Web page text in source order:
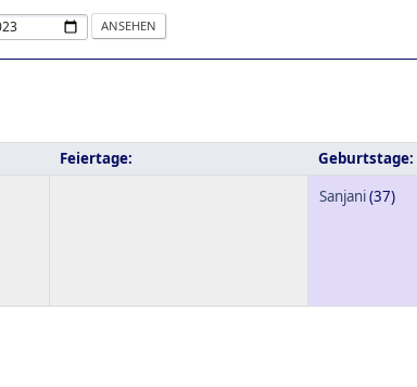
Feiertage: Geburtstage:
Sanjani(37)